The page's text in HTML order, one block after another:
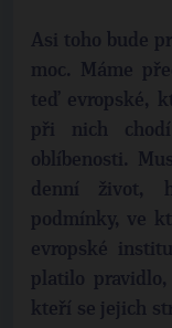
Asi toho bude
moc. Máme
teď evropské,
při nich
oblíbenosti.
denní život,
podmínky, ve
evropské
platilo
kteří se jejich